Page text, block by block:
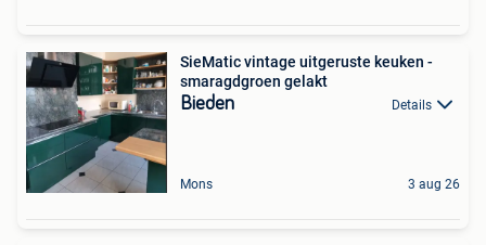
SieMatic vintage uitgeruste keuken -
smaragdgroen gelakt
Bieden Details
Mons 3 aug 26